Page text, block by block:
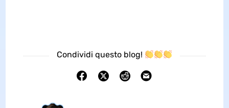
Condividi questo blog!